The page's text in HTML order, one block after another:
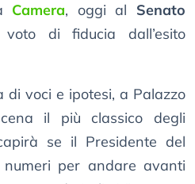
Camera, oggi al Senato
di fiducia dall’esito
voci e ipotesi, a Palazzo
il più classico degli
se il Presidente del
per andare avanti